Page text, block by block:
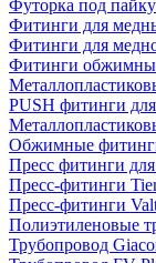
Футорка под пайку
Фитинги для
Фитинги для
Фитинги
PUSH фитинги
Обжимные
Пресс фитинги
Пресс-фитинги
Пресс-фитинги
Полиэтиленовые
Трубопровод